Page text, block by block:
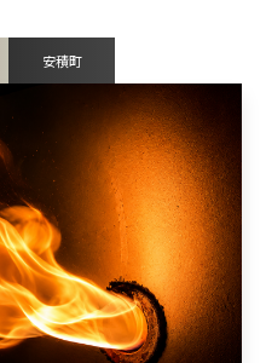
安積町